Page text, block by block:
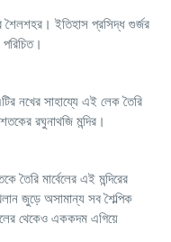
ইতিহাস প্রসিদ্ধ গুর্জর
নখের সাহায্যে এই লেক তৈরি
রঘুনাথজি মন্দির।
মার্বেলের এই মন্দিরের
জুড়ে অসামান্য সব শৈল্পিক
থেকেও এককদম এগিয়ে